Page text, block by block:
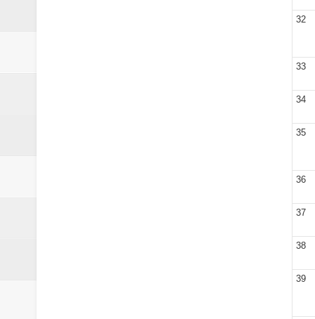
32
33
34
35
36
37
38
39